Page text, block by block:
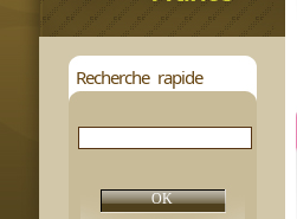
Recherche rapide